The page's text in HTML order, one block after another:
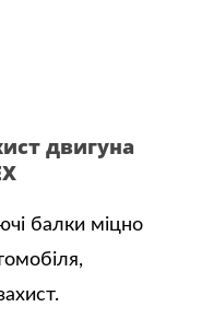
двигуна
балки міцно